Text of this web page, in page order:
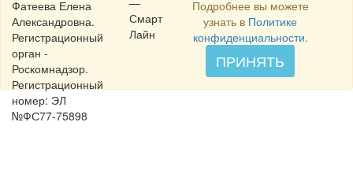
Фатеева Елена
Александровна.
Регистрационный
орган -
Роскомнадзор.
Регистрационный
номер: ЭЛ
№ФС77-75898
Смарт
Лайн
Подробнее вы можете
узнать в Политике
конфиденциальности.
ПРИНЯТЬ